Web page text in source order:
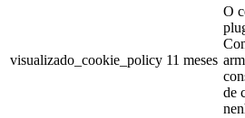
visualizado_cookie_policy 11 meses
O
de